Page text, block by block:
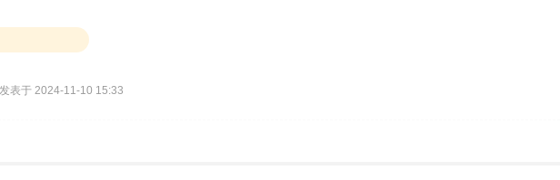
发表于 2024-11-10 15:33